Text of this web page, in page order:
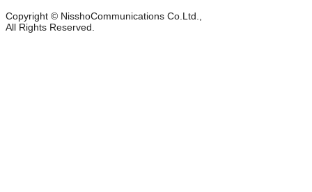
Copyright © NisshoCommunications Co.Ltd.,
All Rights Reserved.